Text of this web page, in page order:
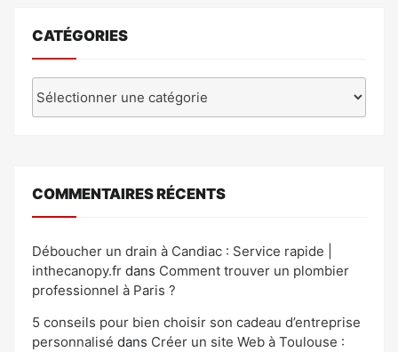
CATÉGORIES
COMMENTAIRES RÉCENTS
Déboucher un drain à Candiac : Service rapide |
inthecanopy.fr dans Comment trouver un plombier
professionnel à Paris ?
5 conseils pour bien choisir son cadeau d’entreprise
personnalisé dans Créer un site Web à Toulouse :